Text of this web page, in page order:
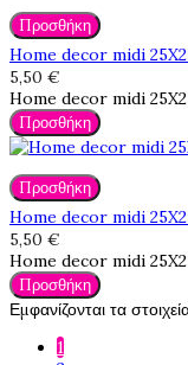
Προσθήκη
Home decor midi
5,50 €
Home decor midi
Προσθήκη
Προσθήκη
Home decor midi
5,50 €
Home decor midi
Προσθήκη
Εμφανίζονται τα
1